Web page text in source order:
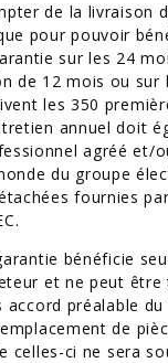
de la livraison
pour pouvoir
sur les 24
de 12 mois ou sur
les 350
annuel doit
agréé et/
du groupe
fournies
bénéficie
et ne peut être
accord préalable du
de
celles-ci ne sera